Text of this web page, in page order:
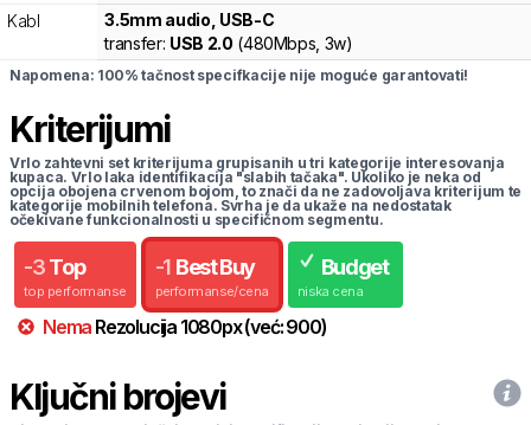
Kabl
3.5mm audio, USB-C
transfer: USB 2.0 (480Mbps, 3w)
Napomena: 100% tačnost specifkacije nije moguće garantovati!
Kriterijumi
Vrlo zahtevni set kriterijuma grupisanih u tri kategorije interesovanja
kupaca. Vrlo laka identifikacija "slabih tačaka". Ukoliko je neka od
opcija obojena crvenom bojom, to znači da ne zadovoljava kriterijum te
kategorije mobilnih telefona. Svrha je da ukaže na nedostatak
očekivane funkcionalnosti u specifičnom segmentu.
-3 Top
top performanse
-1 Best Buy
performanse/cena
Budget
niska cena
Nema Rezolucija 1080px(već:900)
Ključni brojevi